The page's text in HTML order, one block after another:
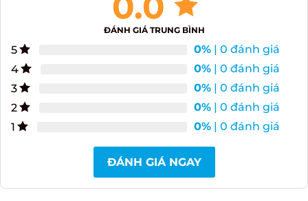
0.0
ĐÁNH GIÁ TRUNG BÌNH
5 0%| 0 đánh giá
4
0%| 0 đánh giá
3
0%| 0 đánh giá
2
0%| 0 đánh giá
ĐÁNH GIÁ NGAY